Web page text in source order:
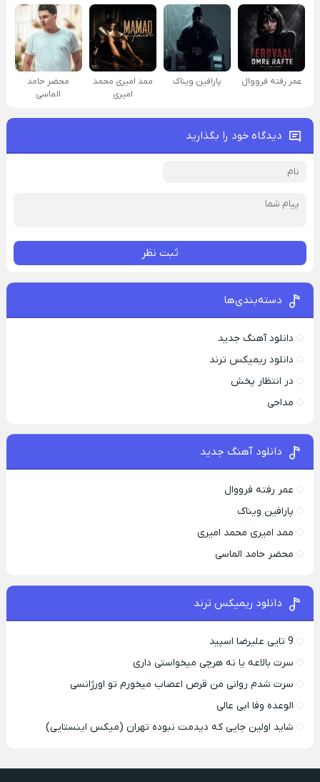
عمر رفته فرووال پارافين ویناک
ممد امیری محمد
امیری
محضر حامد
الماسی
دیدگاه خود را بگذارید
ثبت نظر
دسته‌بندی‌ها
دانلود آهنگ جدید
دانلود ریمیکس ترند
در انتظار پخش
مداحی
دانلود آهنگ جدید
عمر رفته فرووال
پارافين ویناک
ممد امیری محمد امیری
محضر حامد الماسی
دانلود ریمیکس ترند
9 تایی علیرضا اسپید
سرت بالاعه یا نه هرچی میخواستی داری
سرت شدم روانی من قرص اعصاب میخورم تو اورژانسی
الوعده وفا ابی عالی
شاید اولین جایی که دیدمت نبوده تهران (میکس اینستایی)